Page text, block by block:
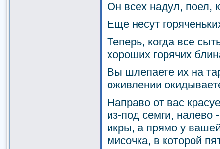
Он всех надул, поел,
Еще несут
Теперь, когда все
хороших горячих
Вы шлепаете их на
оживлении
Направо от вас
из-под семги, налево
икры, а прямо у
мисочка, в которой